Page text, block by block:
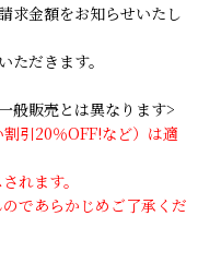
求金額をお知らせいたし
だきます。
般販売とは異なります>
引20％OFF!など）は適
れます。
であらかじめご了承くだ